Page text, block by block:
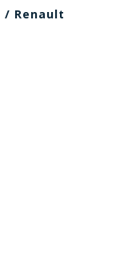
/ Renault